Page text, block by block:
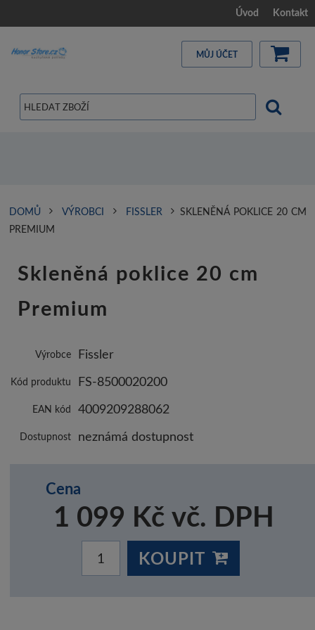
Úvod Kontakt
MŮJ ÚČET
DOMŮ VÝROBCI FISSLER
SKLENĚNÁ POKLICE 20 CM
PREMIUM
Skleněná poklice 20 cm
Premium
Výrobce Fissler
Kód produktu FS-8500020200
EAN kód 4009209288062
Dostupnost neznámá dostupnost
Cena
1 099 Kč vč. DPH
KOUPIT